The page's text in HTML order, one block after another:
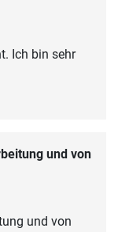
Ich bin sehr
und von
und von